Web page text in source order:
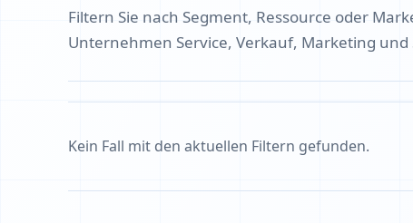
Filtern Sie nach Segment, Ressource oder
Unternehmen Service, Verkauf, Marketing
Kein Fall mit den aktuellen Filtern gefunden.